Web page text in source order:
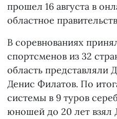
прошел 16 августа в
областное
В соревнованиях
спортсменов из 32
область
Денис Филатов. По
системы в 9 туров
юношей до 20 лет взял